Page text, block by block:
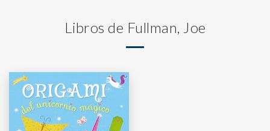
Libros de Fullman, Joe